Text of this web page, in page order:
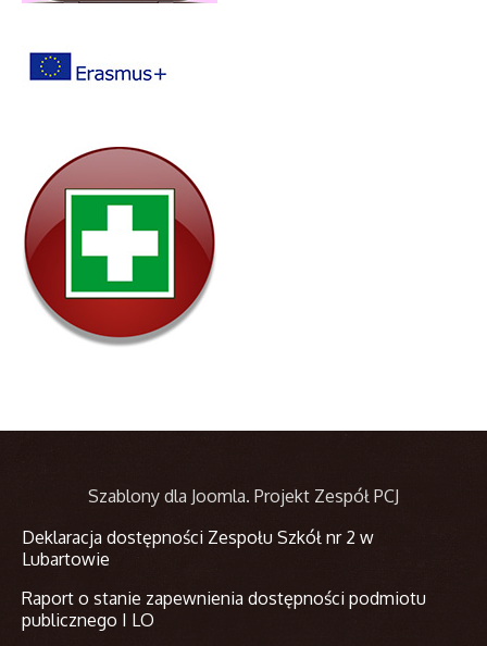
Szablony dla Joomla. Projekt Zespół PCJ
Deklaracja dostępności Zespołu Szkół nr 2 w
Lubartowie
Raport o stanie zapewnienia dostępności podmiotu
publicznego I LO